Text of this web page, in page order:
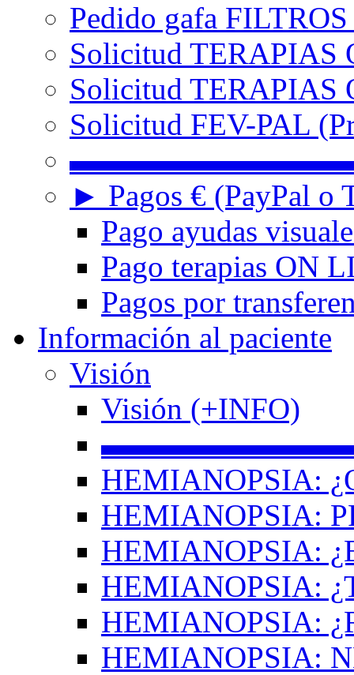
Pedido gafa
Solicitud TERAPIAS
Solicitud TERAPIAS
Solicitud FEV-PAL
► Pagos € (PayPal o
Pago ayudas
Pago terapias ON
Pagos por
Información al paciente
Visión
Visión (+INFO)
HEMIANOPSIA:
HEMIANOPSIA:
HEMIANOPSIA:
HEMIANOPSIA:
HEMIANOPSIA:
HEMIANOPSIA: